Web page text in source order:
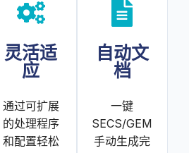
灵活适
应
通过可扩展
的处理程序
和配置轻松
自动文
档
一键
SECS/GEM
手动生成完